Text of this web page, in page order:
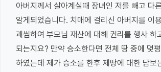
아버지께서 살아계실때 장녀인 저를 빼고 다
알게되었습니다. 치매에 걸리신 아버지를 이
괘씸하여 부모님 재산에 대해 권리를 행사
되는지요? 만약 승소한다면 전체 땅 중에 몇
하였는데 제가 승소를 한후 제땅에 대한 담